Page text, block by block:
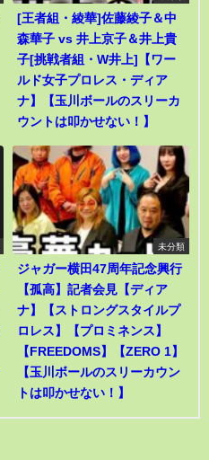
[王者組・綾華]佐藤綾子＆中
森華子 vs 井上京子＆井上貴
子[挑戦者組・W井上]【ワー
ルド女子プロレス・ディア
ナ】【玉川ボールのスリーカ
ウントは叩かせない！】
未分類
ジャガー横田47周年記念興行
【孤高】記者会見【ディア
ナ】【ストロングスタイルプ
ロレス】【プロミネンス】
【FREEDOMS】【ZERO 1】
【玉川ボールのスリーカウン
トは叩かせない！】